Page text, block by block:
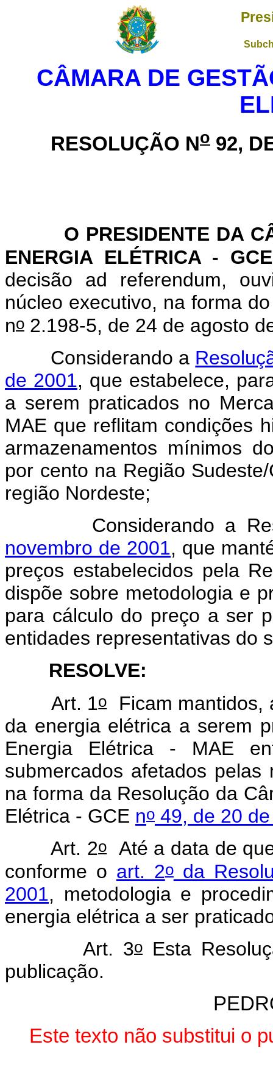
CÂMARA DE
RESOLUÇÃO No 92,
O PRESIDENTE DA
ENERGIA ELÉTRICA - GCE
decisão ad referendum,
núcleo executivo, na forma
no 2.198-5, de 24 de agosto
Considerando a
de 2001, que estabelece,
a serem praticados no
MAE que reflitam condições
armazenamentos mínimos
por cento na Região
região Nordeste;
Considerando a
novembro de 2001, que
preços estabelecidos pela
dispõe sobre metodologia e
para cálculo do preço a ser
entidades representativas do
RESOLVE:
Art. 1oFicam mantidos,
da energia elétrica a serem
Energia Elétrica - MAE
submercados afetados
na forma da Resolução da
Elétrica - GCE no 49, de 20
Art. 2oAté a data de
conforme o art. 2oda
2001, metodologia e
energia elétrica a ser
Art. 3o Esta
publicação.
Este texto não substitui o